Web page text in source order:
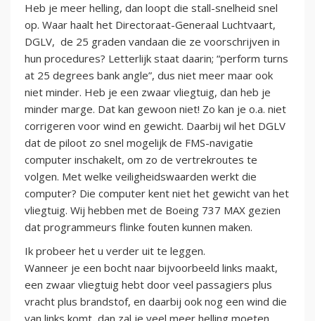
Heb je meer helling, dan loopt die stall-snelheid snel
op. Waar haalt het Directoraat-Generaal Luchtvaart,
DGLV, de 25 graden vandaan die ze voorschrijven in
hun procedures? Letterlijk staat daarin; “perform turns
at 25 degrees bank angle”, dus niet meer maar ook
niet minder. Heb je een zwaar vliegtuig, dan heb je
minder marge. Dat kan gewoon niet! Zo kan je o.a. niet
corrigeren voor wind en gewicht. Daarbij wil het DGLV
dat de piloot zo snel mogelijk de FMS-navigatie
computer inschakelt, om zo de vertrekroutes te
volgen. Met welke veiligheidswaarden werkt die
computer? Die computer kent niet het gewicht van het
vliegtuig. Wij hebben met de Boeing 737 MAX gezien
dat programmeurs flinke fouten kunnen maken.
Ik probeer het u verder uit te leggen.
Wanneer je een bocht naar bijvoorbeeld links maakt,
een zwaar vliegtuig hebt door veel passagiers plus
vracht plus brandstof, en daarbij ook nog een wind die